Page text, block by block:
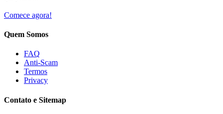
Comece agora!
Quem Somos
FAQ
Anti-Scam
Termos
Privacy
Contato e Sitemap